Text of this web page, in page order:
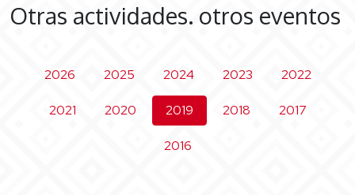
Otras actividades. otros eventos
2026 2025 2024 2023 2022
2021 2020 2019 2018 2017
2016